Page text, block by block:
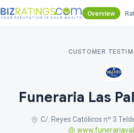
Overview
CUSTOMER
Funeraria Las
C/. Reyes Católicos nº 3